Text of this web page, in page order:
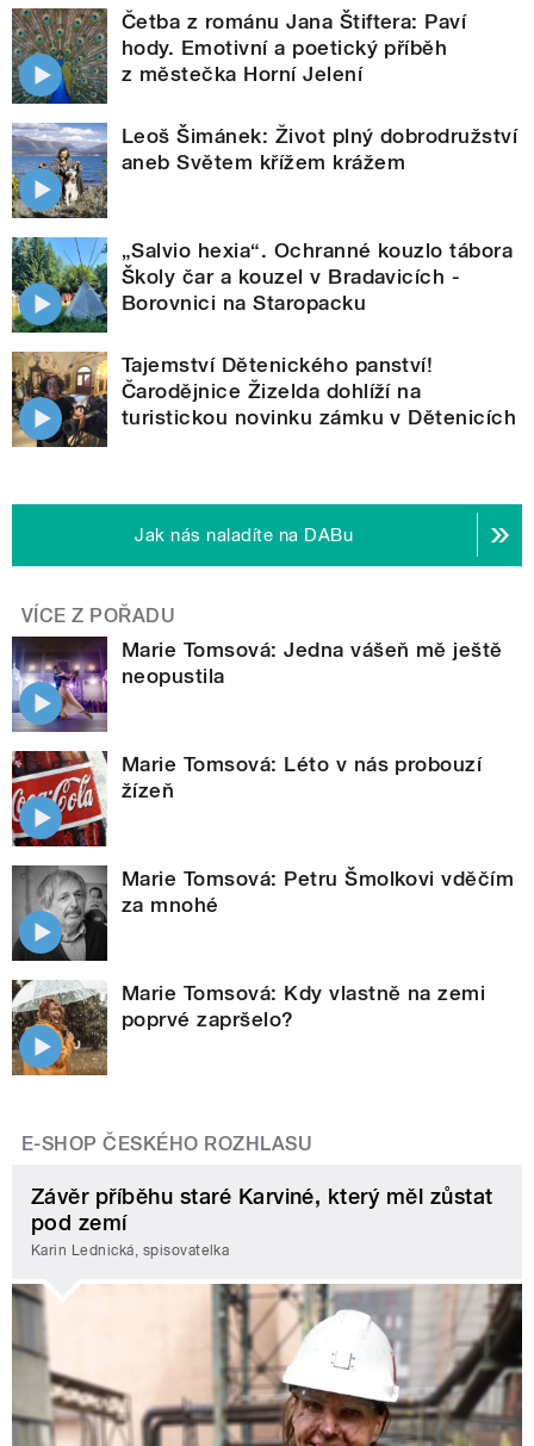
Četba z románu Jana Štiftera: Paví
hody. Emotivní a poetický příběh
z městečka Horní Jelení
Leoš Šimánek: Život plný dobrodružství
aneb Světem křížem krážem
„Salvio hexia“. Ochranné kouzlo tábora
Školy čar a kouzel v Bradavicích -
Borovnici na Staropacku
Tajemství Dětenického panství!
Čarodějnice Žizelda dohlíží na
turistickou novinku zámku v Dětenicích
Jak nás naladíte na DABu
VÍCE Z POŘADU
Marie Tomsová: Jedna vášeň mě ještě
neopustila
Marie Tomsová: Léto v nás probouzí
žízeň
Marie Tomsová: Petru Šmolkovi vděčím
za mnohé
Marie Tomsová: Kdy vlastně na zemi
poprvé zapršelo?
E-SHOP ČESKÉHO ROZHLASU
Závěr příběhu staré Karviné, který měl zůstat
pod zemí
Karin Lednická, spisovatelka